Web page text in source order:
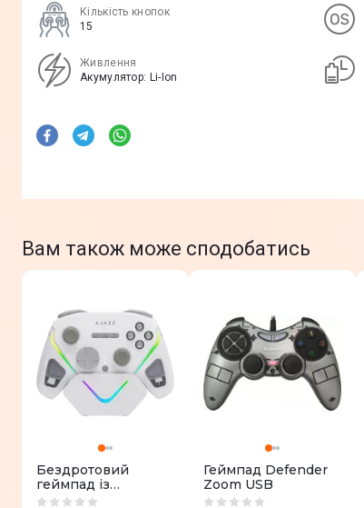
Кількість кнопок
15
Живлення
Акумулятор: Li-Ion
Вам також може сподобатись
Бездротовий
геймпад із
зарядною станцією
Геймпад Defender
Zoom USB